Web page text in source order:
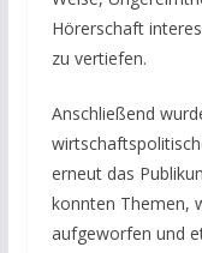
Hörerschaft
zu vertiefen.
Anschließend
erneut das
konnten Themen,
aufgeworfen und